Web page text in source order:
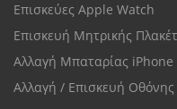
Επισκεύες Apple Watch
Επισκευή Μητρικής
Αλλαγή Μπαταρίας iPhone
Αλλαγή / Επισκευή